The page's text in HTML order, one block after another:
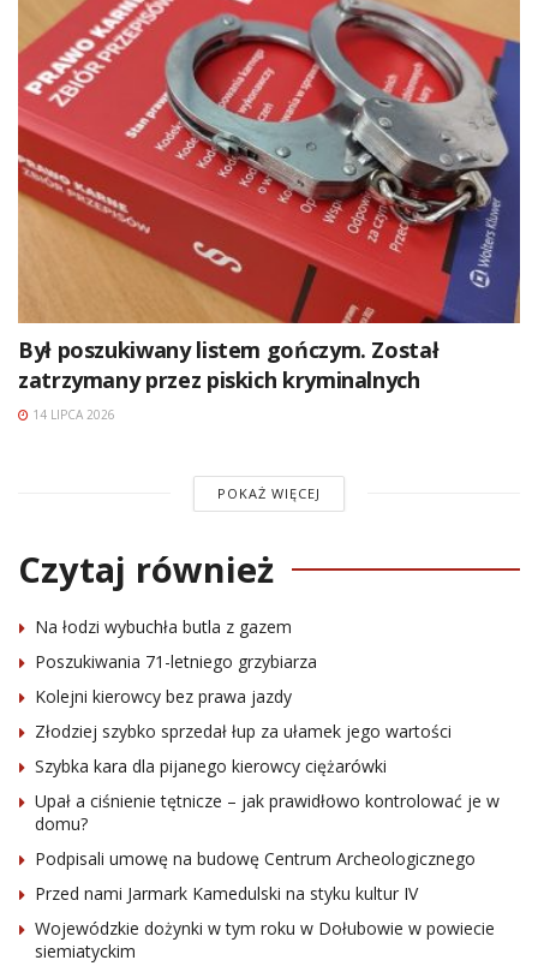
Był poszukiwany listem gończym. Został
zatrzymany przez piskich kryminalnych
14 LIPCA 2026
POKAŻ WIĘCEJ
Czytaj również
Na łodzi wybuchła butla z gazem
Poszukiwania 71-letniego grzybiarza
Kolejni kierowcy bez prawa jazdy
Złodziej szybko sprzedał łup za ułamek jego wartości
Szybka kara dla pijanego kierowcy ciężarówki
Upał a ciśnienie tętnicze – jak prawidłowo kontrolować je w
domu?
Podpisali umowę na budowę Centrum Archeologicznego
Przed nami Jarmark Kamedulski na styku kultur IV
Wojewódzkie dożynki w tym roku w Dołubowie w powiecie
siemiatyckim